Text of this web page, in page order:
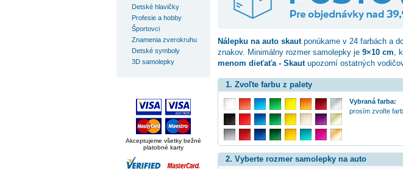
Detské hlavičky
Profesie a hobby
Športovci
Znamenia zverokruhu
Detské symboly
3D samolepky
Akceptujeme všetky bežné
platobné karty
Nálepku na auto skautponúkame v 24 farbách a
znakov. Minimálny rozmer samolepky je 9×10 cm,
menom dieťaťa - Skautupozorní ostatných
1. Zvoľte farbu z palety
Vybraná farba:
prosím zvoľte
2. Vyberte rozmer samolepky na auto